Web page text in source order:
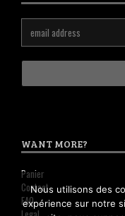
WANT MORE?
Panier
Contact
FAQ
Nous utilisons des
expérience sur notre